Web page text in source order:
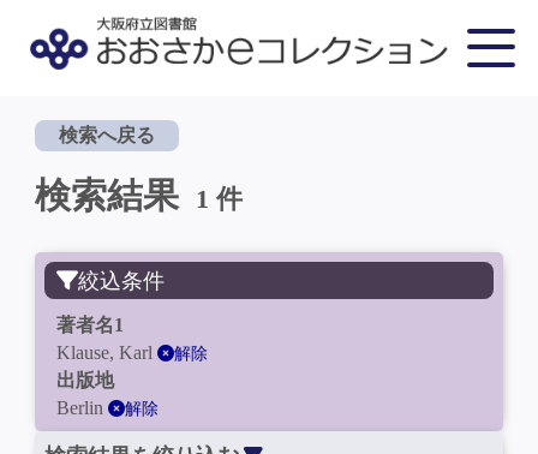
検索へ戻る
検索結果 1 件
絞込条件
著者名1
Klause, Karl
解除
出版地
Berlin
解除